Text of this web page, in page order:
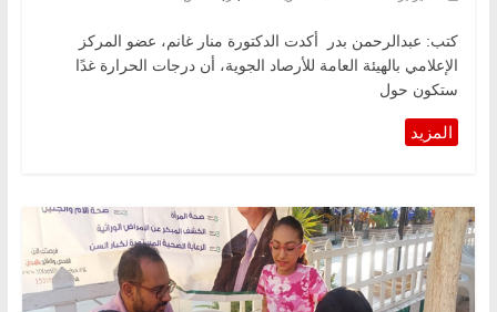
كتب: عبدالرحمن بدر أكدت الدكتورة منار غانم، عضو المركز
الإعلامي بالهيئة العامة للأرصاد الجوية، أن درجات الحرارة غدًا
ستكون حول